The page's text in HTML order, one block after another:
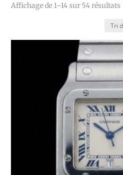
Affichage de 1–14 sur 54 résultats